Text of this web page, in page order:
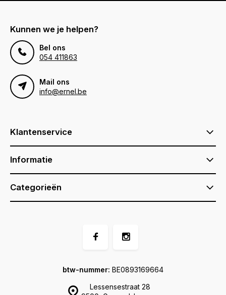
Kunnen we je helpen?
Bel ons
054 411863
Mail ons
info@ernel.be
Klantenservice
Informatie
Categorieën
Lessensestraat 28
btw-nummer: BE0893169664